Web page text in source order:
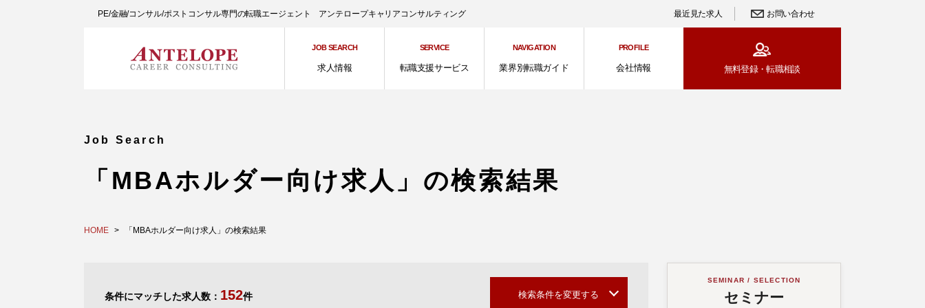
PE/金融/コンサル/ポストコンサル専門の転職エージェント アンテロープキャリアコンサルティング 最近見た求人 お問い合わせ
JOB SEARCH
求人情報
SERVICE
転職支援サービス
NAVIGATION
業界別転職ガイド
PROFILE
会社情報 無料登録・転職相談
Job Search
「MBAホルダー向け求人」の検索結果
HOME 「MBAホルダー向け求人」の検索結果
条件にマッチした求人数： 152件 検索条件を変更する
SEMINAR / SELECTION
セミナー